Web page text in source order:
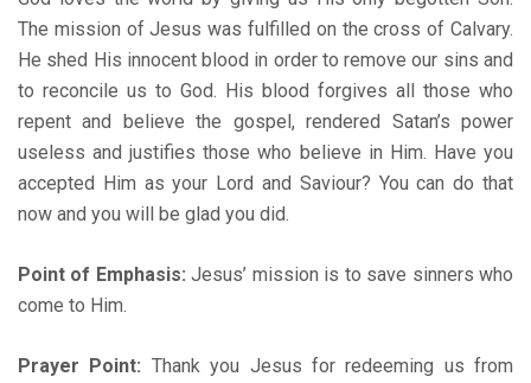
The mission of Jesus was fulfilled on the cross of Calvary.
He shed His innocent blood in order to remove our sins and
to reconcile us to God. His blood forgives all those who
repent and believe the gospel, rendered Satan’s power
useless and justifies those who believe in Him. Have you
accepted Him as your Lord and Saviour? You can do that
now and you will be glad you did.
Point of Emphasis: Jesus’ mission is to save sinners who
come to Him.
Prayer Point: Thank you Jesus for redeeming us from